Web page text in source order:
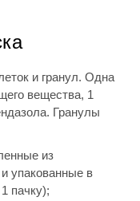
и гранул. Одна
вещества, 1
Гранулы
из
упакованные в
пачку);